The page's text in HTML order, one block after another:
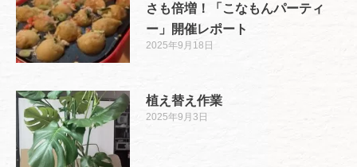
さも倍増！「こなもんパーティ
ー」開催レポート
2025年9月18日
植え替え作業
2025年9月3日